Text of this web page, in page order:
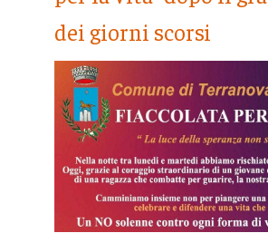
dei giorni scorsi